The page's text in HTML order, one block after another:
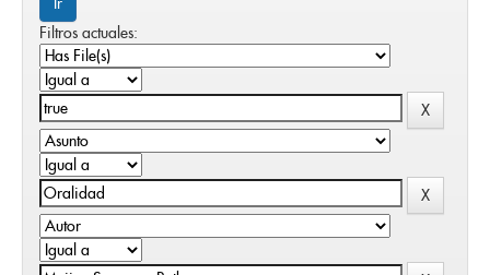
Filtros actuales: